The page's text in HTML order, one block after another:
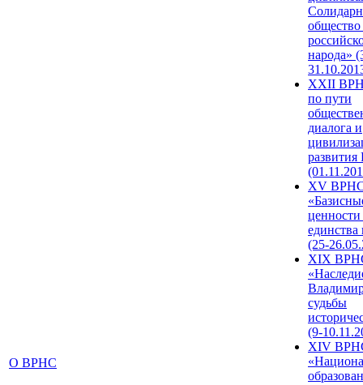
О ВРНС
народа»
XXII
по пути
диалога и
развития
XV
единства
(25-
XIX
судьбы
(9-
XIV